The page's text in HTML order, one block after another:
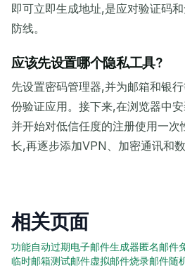
即可立即生成地址,是应对验证码
防线。
应该先设置哪个隐私工具?
先设置密码管理器,并为邮箱和银
份验证应用。接下来,在浏览器中
并开始对低信任度的注册使用一次
长,再逐步添加VPN、加密通讯和
相关页面
功能自动过期电子邮件生成器匿名邮件
临时邮箱测试邮件虚拟邮件烧录邮件随